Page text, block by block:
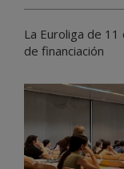
La Euroliga de
de financiación